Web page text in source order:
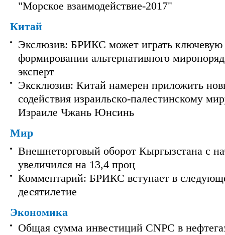
"Морское взаимодействие-2017"
Китай
Экслюзив: БРИКС может играть ключевую
формировании альтернативного
эксперт
Эксклюзив: Китай намерен приложить
содействия израильско-палестинскому
Израиле Чжань Юнсинь
Мир
Внешнеторговый оборот Кыргызстана с
увеличился на 13,4 проц
Комментарий: БРИКС вступает в
десятилетие
Экономика
Общая сумма инвестиций CNPC в